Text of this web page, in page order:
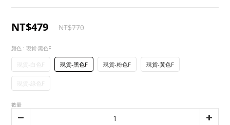
NT$479 NT$770
顏色 : 現貨-黑色F
現貨-白色F 現貨-黑色F 現貨-粉色F 現貨-黃色F
現貨-綠色F
數量